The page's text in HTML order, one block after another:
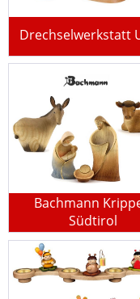
Drechselwerkstatt
Bachmann
Südtirol